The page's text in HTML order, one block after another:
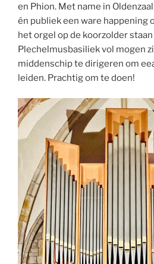
en Phion. Met name in
én publiek een ware happening
het orgel op de koorzolder staan
Plechelmusbasiliek vol mogen
middenschip te dirigeren om
leiden. Prachtig om te doen!